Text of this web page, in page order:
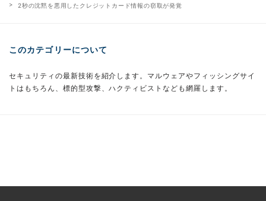
2秒の沈黙を悪用したクレジットカード情報の窃取が発覚
このカテゴリーについて
セキュリティの最新技術を紹介します。マルウェアやフィッシングサイ
トはもちろん、標的型攻撃、ハクティビストなども網羅します。